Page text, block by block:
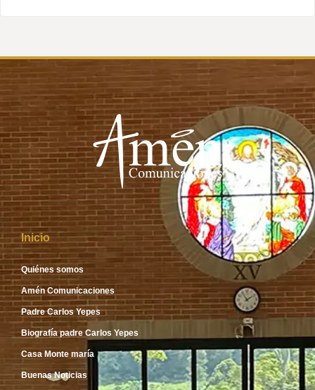
Inicio
Quiénes somos
Amén Comunicaciones
Padre Carlos Yepes
Biografía padre Carlos Yepes
Casa Monte maría
Buenas Noticias